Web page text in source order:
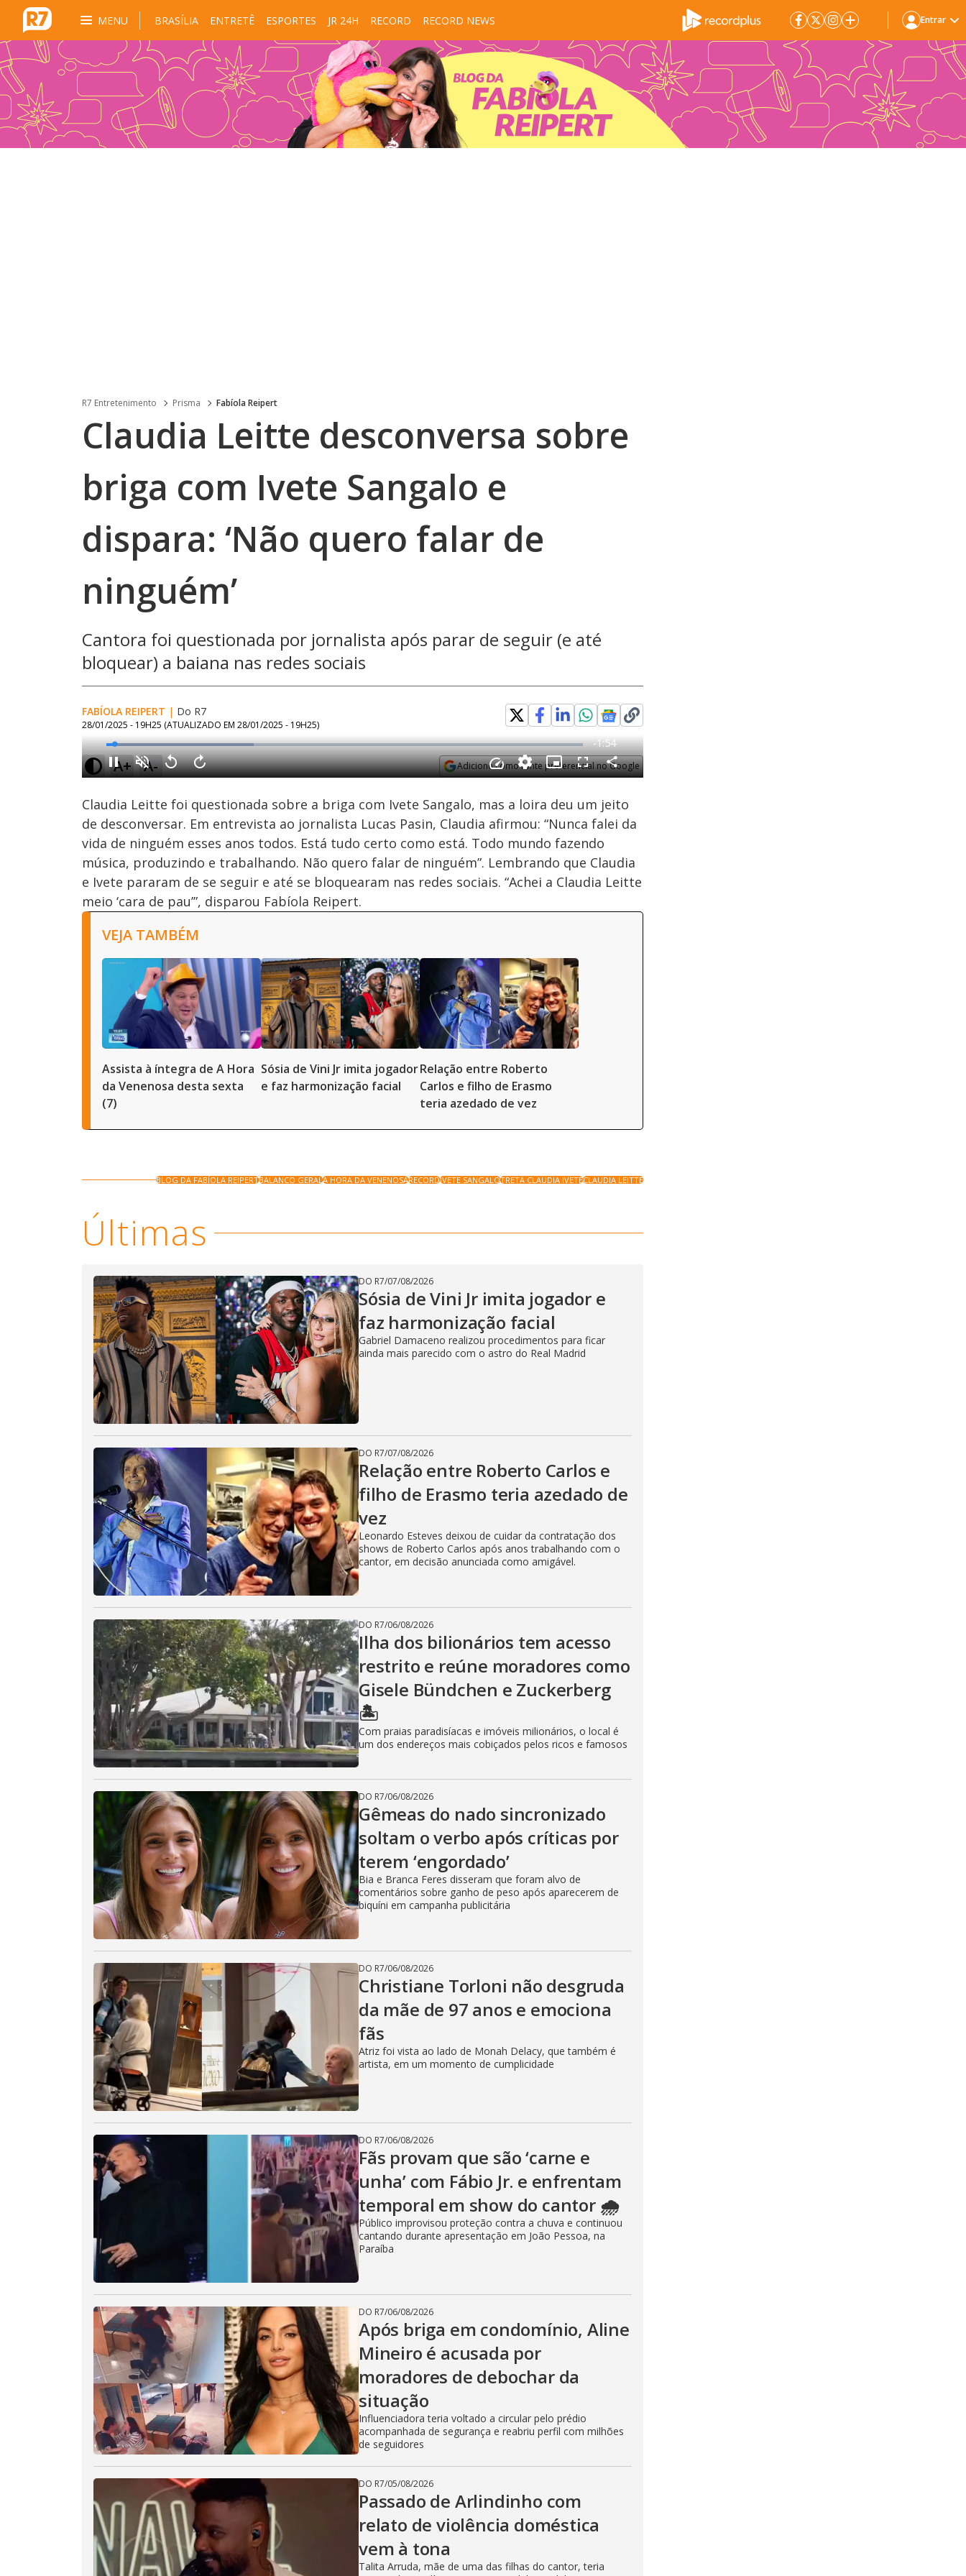
MENU BRASÍLIA ENTRETÊ ESPORTES JR 24H RECORD RECORD NEWS Entrar
R7 Entretenimento Prisma Fabíola Reipert
Claudia Leitte desconversa sobre
briga com Ivete Sangalo e
dispara: ‘Não quero falar de
ninguém’
Cantora foi questionada por jornalista após parar de seguir (e até
bloquear) a baiana nas redes sociais
FABÍOLA REIPERT | Do R7
28/01/2025 - 19H25 (ATUALIZADO EM 28/01/2025 - 19H25)
A+ A- Adicione como fonte preferencial no Google
Ativar
Som
Loaded:
30.90%
Velocidade
Claudia Leitte foi questionada sobre a briga com Ivete Sangalo, mas a loira deu um jeito
de desconversar. Em entrevista ao jornalista Lucas Pasin, Claudia afirmou: “Nunca falei da
vida de ninguém esses anos todos. Está tudo certo como está. Todo mundo fazendo
música, produzindo e trabalhando. Não quero falar de ninguém”. Lembrando que Claudia
e Ivete pararam de se seguir e até se bloquearam nas redes sociais. “Achei a Claudia Leitte
meio ‘cara de pau’”, disparou Fabíola Reipert.
VEJA TAMBÉM
Assista à íntegra de A Hora
da Venenosa desta sexta
(7)
Sósia de Vini Jr imita jogador
e faz harmonização facial
Relação entre Roberto
Carlos e filho de Erasmo
teria azedado de vez
BLOG DA FABÍOLA REIPERTBALANCO GERALA HORA DA VENENOSARECORDIVETE SANGALOTRETA CLAUDIA IVETECLAUDIA LEITTE
Últimas
DO R7/07/08/2026
Sósia de Vini Jr imita jogador e
faz harmonização facial
Gabriel Damaceno realizou procedimentos para ficar
ainda mais parecido com o astro do Real Madrid
DO R7/07/08/2026
Relação entre Roberto Carlos e
filho de Erasmo teria azedado de
vez
Leonardo Esteves deixou de cuidar da contratação dos
shows de Roberto Carlos após anos trabalhando com o
cantor, em decisão anunciada como amigável.
DO R7/06/08/2026
Ilha dos bilionários tem acesso
restrito e reúne moradores como
Gisele Bündchen e Zuckerberg
🏝️
Com praias paradisíacas e imóveis milionários, o local é
um dos endereços mais cobiçados pelos ricos e famosos
DO R7/06/08/2026
Gêmeas do nado sincronizado
soltam o verbo após críticas por
terem ‘engordado’
Bia e Branca Feres disseram que foram alvo de
comentários sobre ganho de peso após aparecerem de
biquíni em campanha publicitária
DO R7/06/08/2026
Christiane Torloni não desgruda
da mãe de 97 anos e emociona
fãs
Atriz foi vista ao lado de Monah Delacy, que também é
artista, em um momento de cumplicidade
DO R7/06/08/2026
Fãs provam que são ‘carne e
unha’ com Fábio Jr. e enfrentam
temporal em show do cantor 🌧️
Público improvisou proteção contra a chuva e continuou
cantando durante apresentação em João Pessoa, na
Paraíba
DO R7/06/08/2026
Após briga em condomínio, Aline
Mineiro é acusada por
moradores de debochar da
situação
Influenciadora teria voltado a circular pelo prédio
acompanhada de segurança e reabriu perfil com milhões
de seguidores
DO R7/05/08/2026
Passado de Arlindinho com
relato de violência doméstica
vem à tona
Talita Arruda, mãe de uma das filhas do cantor, teria